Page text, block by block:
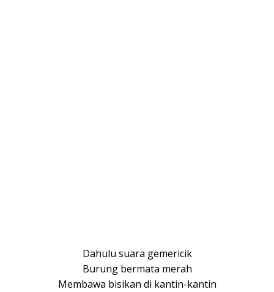
Dahulu suara gemericik
Burung bermata merah
Membawa bisikan di kantin-kantin